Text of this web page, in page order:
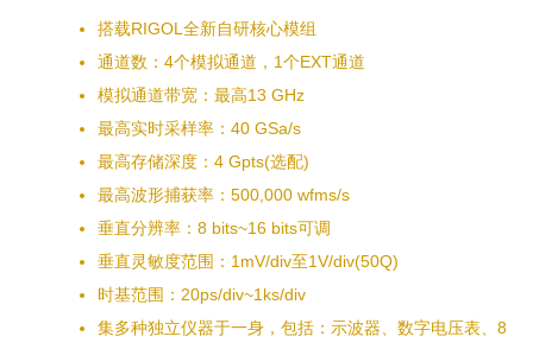
搭载RIGOL全新自研核心模组
通道数：4个模拟通道，1个EXT通道
模拟通道带宽：最高13 GHz
最高实时采样率：40 GSa/s
最高存储深度：4 Gpts(选配)
最高波形捕获率：500,000 wfms/s
垂直分辨率：8 bits~16 bits可调
垂直灵敏度范围：1mV/div至1V/div(50Q)
时基范围：20ps/div~1ks/div
集多种独立仪器于一身，包括：示波器、数字电压表、8